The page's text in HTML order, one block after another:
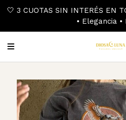
🤍 3 CUOTAS SIN INTERÉS EN
• Elegancia •